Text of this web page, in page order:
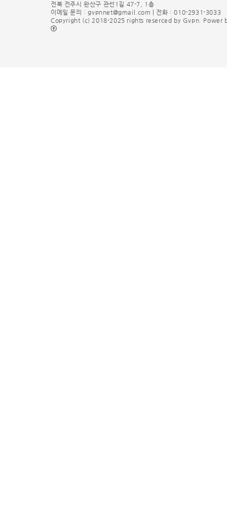
전북 전주시 완산구 관선1길 47-7, 1층
이메일 문의 :gvpnnet@gmail.com
| 전화 : 010-2931-3033
Copyright (c) 2018-2025 rights reserced by Gvpn. Power